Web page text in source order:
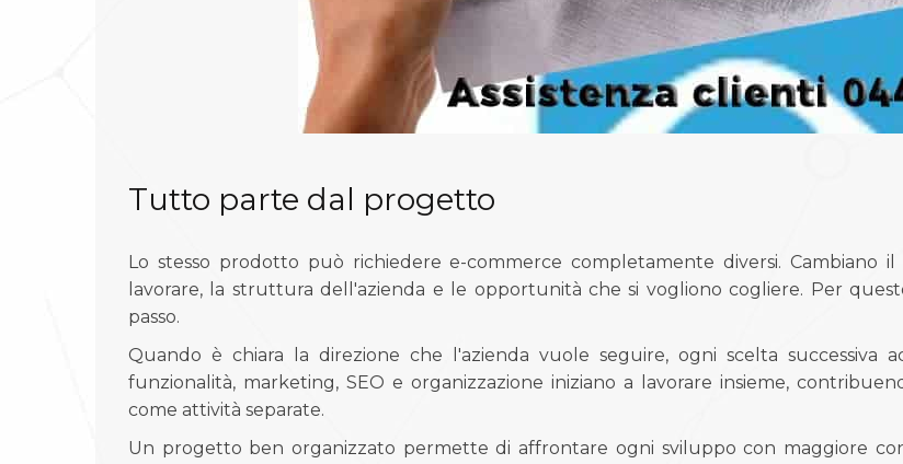
Tutto parte dal progetto
Lo stesso prodotto può richiedere e-commerce completamente diversi. Cambiano
lavorare, la struttura dell'azienda e le opportunità che si vogliono cogliere. Per
passo.
Quando è chiara la direzione che l'azienda vuole seguire, ogni scelta successiva
funzionalità, marketing, SEO e organizzazione iniziano a lavorare insieme,
come attività separate.
Un progetto ben organizzato permette di affrontare ogni sviluppo con maggiore